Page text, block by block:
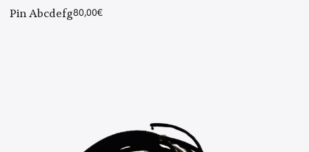
Pin Abcdefg80,00€